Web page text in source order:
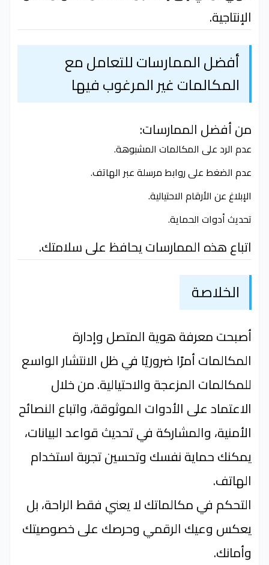
الإنتاجية.
أفضل الممارسات للتعامل مع
المكالمات غير المرغوب فيها
من أفضل الممارسات:
عدم الرد على المكالمات المشبوهة.
عدم الضغط على روابط مرسلة عبر الهاتف.
الإبلاغ عن الأرقام الاحتيالية.
تحديث أدوات الحماية.
اتباع هذه الممارسات يحافظ على سلامتك.
الخلاصة
أصبحت معرفة هوية المتصل وإدارة
المكالمات أمرًا ضروريًا في ظل الانتشار الواسع
للمكالمات المزعجة والاحتيالية. من خلال
الاعتماد على الأدوات الموثوقة، واتباع النصائح
الأمنية، والمشاركة في تحديث قواعد البيانات،
يمكنك حماية نفسك وتحسين تجربة استخدام
الهاتف.
التحكم في مكالماتك لا يعني فقط الراحة، بل
يعكس وعيك الرقمي وحرصك على خصوصيتك
وأمانك.